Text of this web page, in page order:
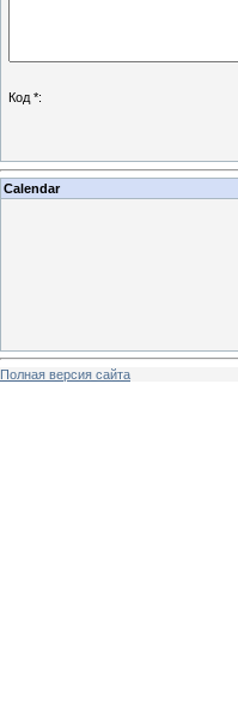
Код *:
Calendar
Полная версия сайта